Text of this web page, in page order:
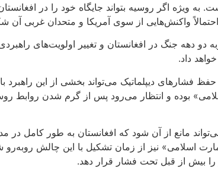
به ویژه اگر روسیه بتواند جایگاه خود را در
واکنش‌هایی از سوی آمریکا و متحدان غربی
دهه جنگ در افغانستان و تغییر اولویت‌های
داد.
دیپلماتیک می‌تواند بخشی از این راهبرد
بوده و انتظار می‌رود پس از گرم شدن روابط
مانع از آن شود که افغانستان به طور کامل در
اسلامی» نیز از زمان تشکیل با این چالش
را بیش از قبل تحت فشار قرار دهد.